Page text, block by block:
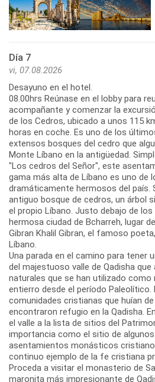
Día 7
vi, 07.08.2026
Desayuno en el hotel.
08.00hrs Reúnase en el lobby para
acompañante y comenzar la
de los Cedros, ubicado a unos 115
horas en coche. Es uno de los
extensos bosques del cedro que
Monte Líbano en la antigüedad.
"Los cedros del Señor", este
gama más alta de Líbano es uno de
dramáticamente hermosos del país.
antiguo bosque de cedros, un árbol
el propio Líbano. Justo debajo de
hermosa ciudad de Bcharreh, lugar
Gibran Khalil Gibran, el famoso
Líbano.
Una parada en el camino para tener
del majestuoso valle de Qadisha
naturales que se han utilizado como
entierro desde el período Paleolítico.
comunidades cristianas que huían
encontraron refugio en la Qadisha.
el valle a la lista de sitios del
importancia como el sitio de
asentamientos monásticos
continuo ejemplo de la fe cristiana
Proceda a visitar el monasterio de
maronita más impresionante de